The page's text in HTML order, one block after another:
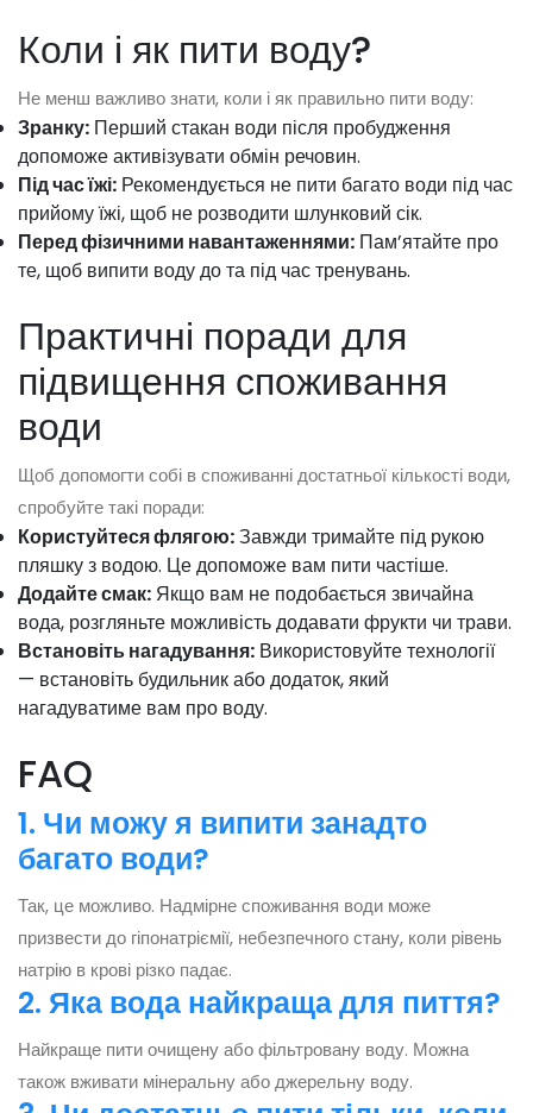
Коли і як пити воду?
Не менш важливо знати, коли і як правильно пити воду:
Зранку: Перший стакан води після пробудження
допоможе активізувати обмін речовин.
Під час їжі: Рекомендується не пити багато води під час
прийому їжі, щоб не розводити шлунковий сік.
Перед фізичними навантаженнями: Пам’ятайте про
те, щоб випити воду до та під час тренувань.
Практичні поради для
підвищення споживання
води
Щоб допомогти собі в споживанні достатньої кількості води,
спробуйте такі поради:
Користуйтеся флягою:Завжди тримайте під рукою
пляшку з водою. Це допоможе вам пити частіше.
Додайте смак: Якщо вам не подобається звичайна
вода, розгляньте можливість додавати фрукти чи трави.
Встановіть нагадування: Використовуйте технології
— встановіть будильник або додаток, який
нагадуватиме вам про воду.
FAQ
1. Чи можу я випити занадто
багато води?
Так, це можливо. Надмірне споживання води може
призвести до гіпонатріємії, небезпечного стану, коли рівень
натрію в крові різко падає.
2. Яка вода найкраща для пиття?
Найкраще пити очищену або фільтровану воду. Можна
також вживати мінеральну або джерельну воду.